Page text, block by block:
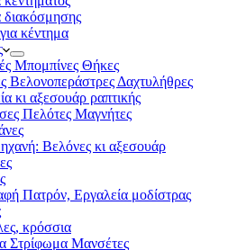
διακόσμησης
κέντημα
Μπομπίνες Θήκες
Βελονοπεράστρες Δαχτυλήθρες
κι αξεσουάρ ραπτικής
Πελότες Μαγνήτες
Βελόνες κι αξεσουάρ
Πατρόν, Εργαλεία μοδίστρας
κρόσσια
Στρίφωμα Μανσέτες